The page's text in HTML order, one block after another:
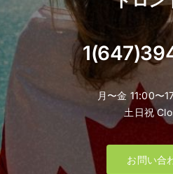
月〜金 11:00〜
土日祝
お問い合